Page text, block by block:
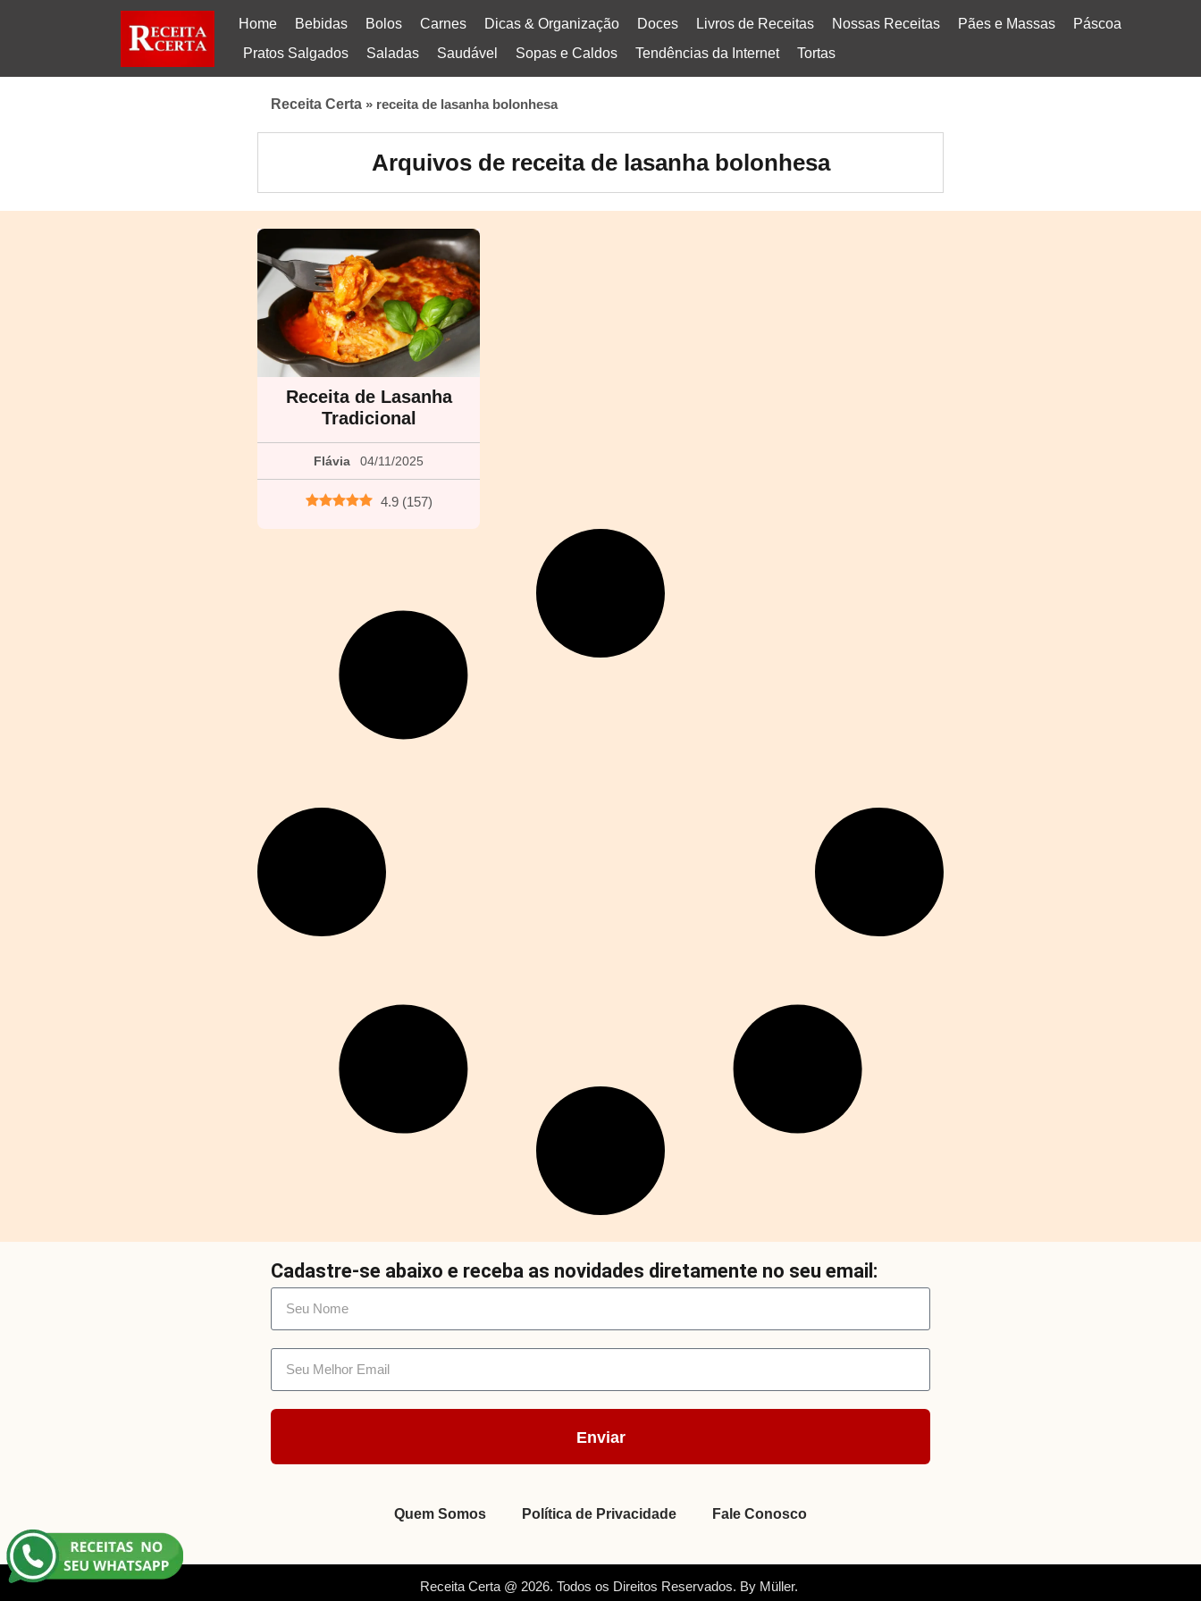
Home Bebidas Bolos Carnes Dicas & Organização Doces Livros de Receitas Nossas Receitas Pães e Massas
Páscoa
Pratos Salgados
Saladas Saudável Sopas e Caldos Tendências da Internet Tortas
Receita Certa » receita de lasanha bolonhesa
Arquivos de receita de lasanha bolonhesa
Receita de Lasanha
Tradicional
Flávia 04/11/2025
4.9 (157)
Cadastre-se abaixo e receba as novidades diretamente no seu email:
Enviar
Quem Somos Política de Privacidade Fale Conosco
Receita Certa @ 2026. Todos os Direitos Reservados. By Müller.